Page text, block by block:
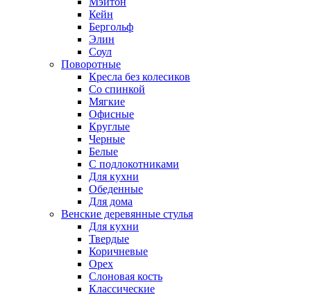
Кейн
Бергольф
Элин
Соул
Поворотные
Кресла без колесиков
Со спинкой
Мягкие
Офисные
Круглые
Черные
Белые
С подлокотниками
Для кухни
Обеденные
Для дома
Венские деревянные стулья
Для кухни
Твердые
Коричневые
Орех
Слоновая кость
Классические